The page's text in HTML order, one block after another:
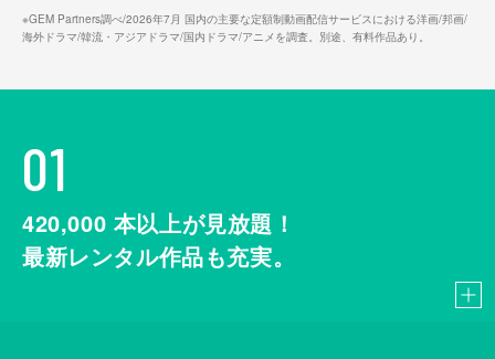
※GEM Partners調べ/2026年7⽉ 国内の主要な定額制動画配信サービスにおける洋画/邦画/
海外ドラマ/韓流・アジアドラマ/国内ドラマ/アニメを調査。別途、有料作品あり。
01
420,000 本以上が見放題！
最新レンタル作品も充実。